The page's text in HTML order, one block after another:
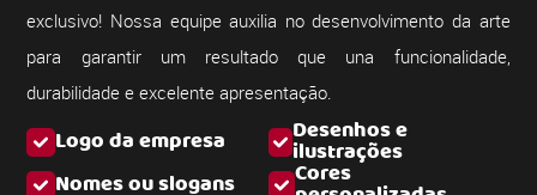
Logo da empresa Desenhos e
ilustrações
Nomes ou slogans
Cores
exclusivo! Nossa equipe auxilia no desenvolvimento da arte
para garantir um resultado que una funcionalidade,
durabilidade e excelente apresentação.